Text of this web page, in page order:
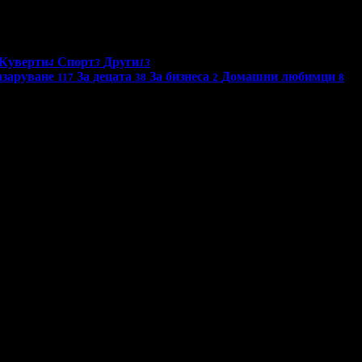
4 Спорт3 Други13
117 За децата 38 За бизнеса 2 Домашни любимци 8